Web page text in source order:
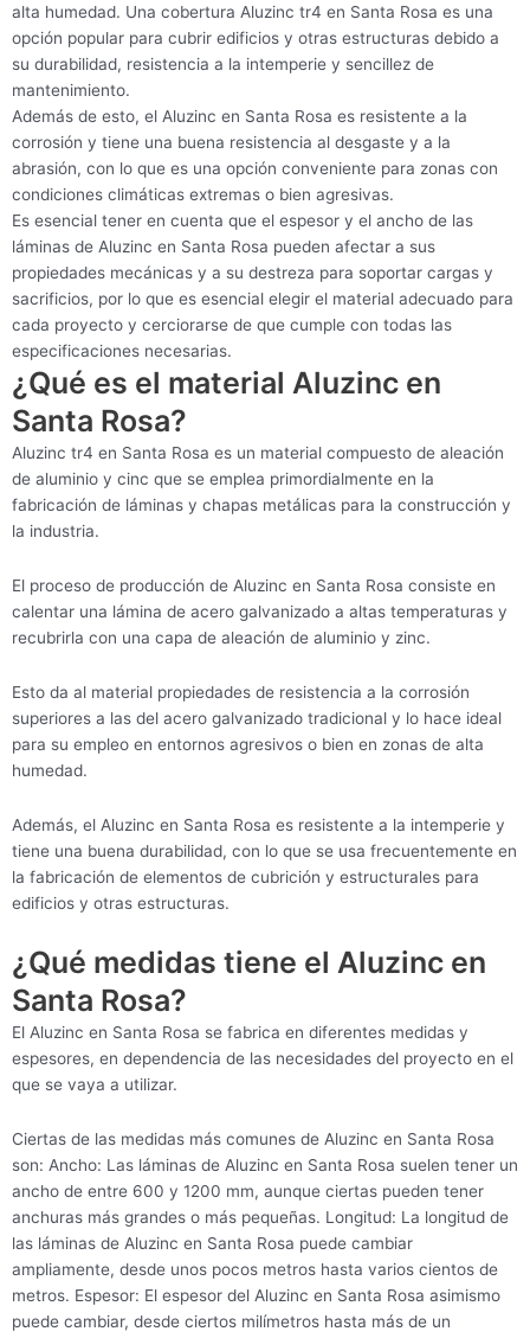
alta humedad. Una cobertura Aluzinc tr4 en Santa Rosa es una
opción popular para cubrir edificios y otras estructuras debido a
su durabilidad, resistencia a la intemperie y sencillez de
mantenimiento.
Además de esto, el Aluzinc en Santa Rosa es resistente a la
corrosión y tiene una buena resistencia al desgaste y a la
abrasión, con lo que es una opción conveniente para zonas con
condiciones climáticas extremas o bien agresivas.
Es esencial tener en cuenta que el espesor y el ancho de las
láminas de Aluzinc en Santa Rosa pueden afectar a sus
propiedades mecánicas y a su destreza para soportar cargas y
sacrificios, por lo que es esencial elegir el material adecuado para
cada proyecto y cerciorarse de que cumple con todas las
especificaciones necesarias.
¿Qué es el material Aluzinc en
Santa Rosa?
Aluzinc tr4 en Santa Rosa es un material compuesto de aleación
de aluminio y cinc que se emplea primordialmente en la
fabricación de láminas y chapas metálicas para la construcción y
la industria.
El proceso de producción de Aluzinc en Santa Rosa consiste en
calentar una lámina de acero galvanizado a altas temperaturas y
recubrirla con una capa de aleación de aluminio y zinc.
Esto da al material propiedades de resistencia a la corrosión
superiores a las del acero galvanizado tradicional y lo hace ideal
para su empleo en entornos agresivos o bien en zonas de alta
humedad.
Además, el Aluzinc en Santa Rosa es resistente a la intemperie y
tiene una buena durabilidad, con lo que se usa frecuentemente en
la fabricación de elementos de cubrición y estructurales para
edificios y otras estructuras.
¿Qué medidas tiene el Aluzinc en
Santa Rosa?
El Aluzinc en Santa Rosa se fabrica en diferentes medidas y
espesores, en dependencia de las necesidades del proyecto en el
que se vaya a utilizar.
Ciertas de las medidas más comunes de Aluzinc en Santa Rosa
son: Ancho: Las láminas de Aluzinc en Santa Rosa suelen tener un
ancho de entre 600 y 1200 mm, aunque ciertas pueden tener
anchuras más grandes o más pequeñas. Longitud: La longitud de
las láminas de Aluzinc en Santa Rosa puede cambiar
ampliamente, desde unos pocos metros hasta varios cientos de
metros. Espesor: El espesor del Aluzinc en Santa Rosa asimismo
puede cambiar, desde ciertos milímetros hasta más de un